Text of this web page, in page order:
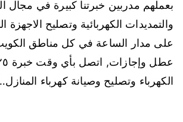
بعملهم مدربين خبرتنا كبيرة في مجال
والتمديدات الكهربائية وتصليح الاجهزة
على مدار الساعة في كل مناطق
الكهرباء وتصليح وصيانة كهرباء